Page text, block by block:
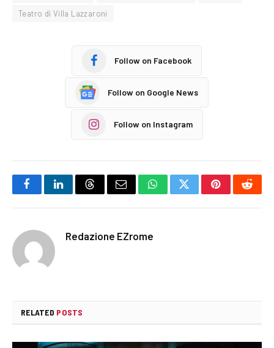
Teatro di Villa Lazzaroni
Follow on Facebook
Follow on Google News
Follow on Instagram
FacebookLinkedInThreadsEmail WhatsAppTwitterPinterest
Redazione EZrome
RELATED POSTS